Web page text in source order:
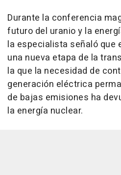
Durante la conferencia
futuro del uranio y la
la especialista señaló que
una nueva etapa de la
la que la necesidad de
generación eléctrica
de bajas emisiones ha
la energía nuclear.